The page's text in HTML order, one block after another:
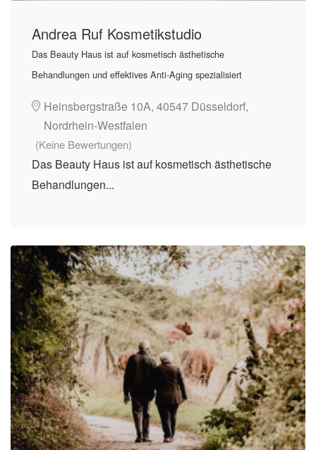
Andrea Ruf Kosmetikstudio
Das Beauty Haus ist auf kosmetisch ästhetische
Behandlungen und effektives Anti-Aging spezialisiert
Heinsbergstraße 10A, 40547 Düsseldorf,
Nordrhein-Westfalen
(Keine Bewertungen)
Das Beauty Haus ist auf kosmetisch ästhetische
Behandlungen...